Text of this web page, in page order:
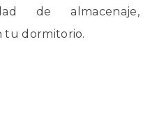
de almacenaje,
tu dormitorio.